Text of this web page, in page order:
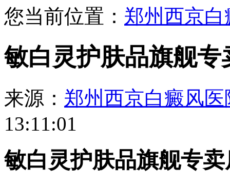
您当前位置： 郑州西京
敏白灵护肤品旗舰专
来源： 郑州西京白癜风医
13:11:01
敏白灵护肤品旗舰专卖